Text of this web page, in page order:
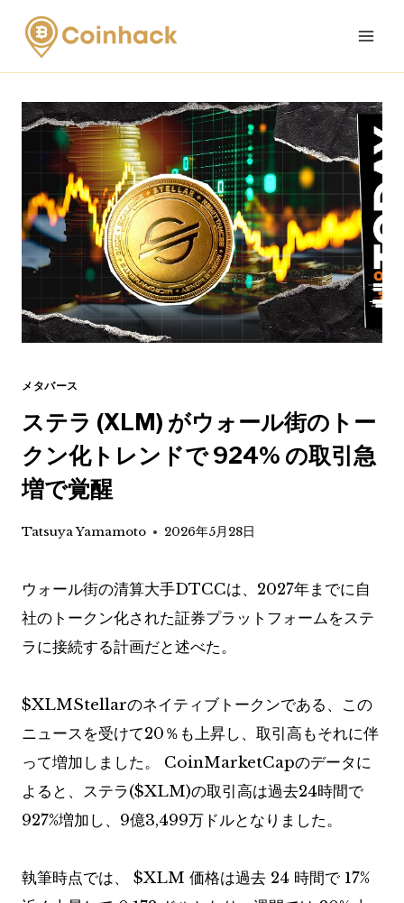
Skip
content
メタバース
ステラ (XLM) がウォール街のトー
クン化トレンドで 924% の取引急
増で覚醒
Tatsuya Yamamoto 2026年5月28日
ウォール街の清算大手DTCCは、2027年までに自
社のトークン化された証券プラットフォームをステ
ラに接続する計画だと述べた。
$XLMStellarのネイティブトークンである、この
ニュースを受けて20％も上昇し、取引高もそれに伴
って増加しました。 CoinMarketCapのデータに
よると、ステラ($XLM)の取引高は過去24時間で
927%増加し、9億3,499万ドルとなりました。
執筆時点では、 $XLM 価格は過去 24 時間で 17%